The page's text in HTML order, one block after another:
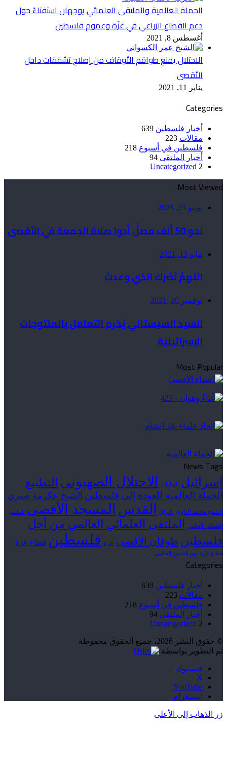
الحملة العالمية والملتقى العلمائي يوجهان استفتاءً حول
دعم القطاع الزراعي في غزّة وعموم فلسطين
أغسطس 8, 2021
الاحتلال يمنع طواقم الأوقاف من إصلاح تشققات داخل
الأقصى
يناير 11, 2021
Categories
أخبار فلسطين 639
مقالات 223
فلسطين في أسبوع 218
أخبار الملتقى 94
Uncategorized 2
Most Viewed
يونيو 23, 2023
نحو 50 ألف مصلٍّ أدوا صلاة الجمعة في الأقصى
مايو 13, 2021
اللهمَّ نَصْرَك الذي وعدتَ
نوفمبر 20, 2021
السيد السيستاني يُحّرم التعامل بالمنتوجات
الإسرائيلية
Most Popular
News Tags
إسرائيل الإمارات الاحتلال الصهيوني التطبيع
الحملة العالمية للعودة إلى فلسطين الشيخ عكرمة صبري
الشيخ محمد الناوي العراق القدس المسجد الأقصى الملتقى
العلمائي العالمي
الملتقى العلمائي العالمي من أجل
فلسطين طوفان الأقصى غزة فلسطين قطاع غزة
قطاع غزّة يوم القدس العالمي
Categories
أخبار فلسطين 639
مقالات 223
فلسطين في أسبوع 218
أخبار الملتقى 94
Uncategorized 2
© حقوق النشر 2026، جميع الحقوق محفوظة
تم التطوير بواسطة
فيسبوك
‫X
‫YouTube
انستقرام
زر الذهاب إلى الأعلى